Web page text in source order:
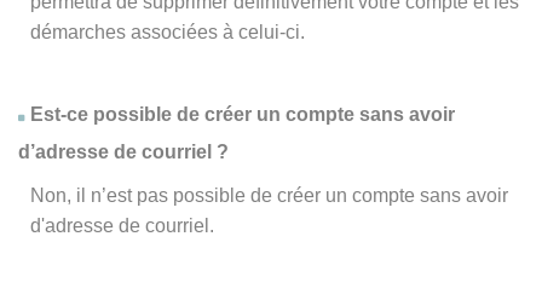
démarches associées à celui-ci.
Est-ce possible de créer un compte sans avoir
d’adresse de courriel ?
Non, il n’est pas possible de créer un compte sans avoir
d'adresse de courriel.